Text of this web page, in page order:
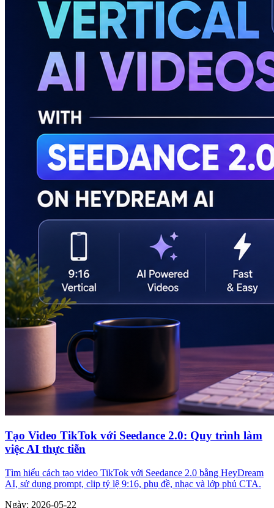
Tạo Video TikTok với Seedance 2.0: Quy trình làm
việc AI thực tiễn
Tìm hiểu cách tạo video TikTok với Seedance 2.0 bằng HeyDream
AI, sử dụng prompt, clip tỷ lệ 9:16, phụ đề, nhạc và lớp phủ CTA.
Ngày: 2026-05-22